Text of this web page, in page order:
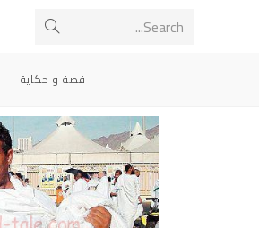
Search...
قصة و حكاية